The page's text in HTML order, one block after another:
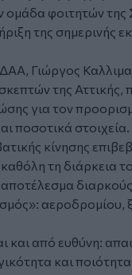
ομάδα φοιτητών
της σημερινής
Γιώργος
της
για τον
ποσοτικά
κίνησης
τη διάρκεια
αποτέλεσμα
από ευθύνη:
και